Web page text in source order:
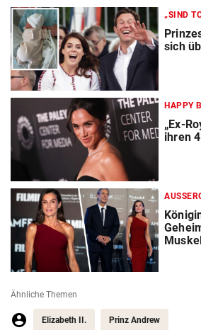
„SIND
sich
HAPPY
„Ex-
ihren
Ähnliche Themen
Elizabeth II. Prinz Andrew